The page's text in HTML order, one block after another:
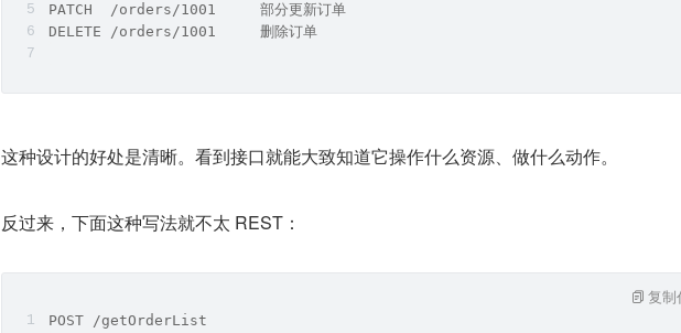
PATCH  /orders/1001     部分更新订单
DELETE /orders/1001     删除订单
这种设计的好处是清晰。看到接口就能大致知道它操作什么资源、做什么动作。
反过来，下面这种写法就不太 REST：
POST /getOrderList
复制